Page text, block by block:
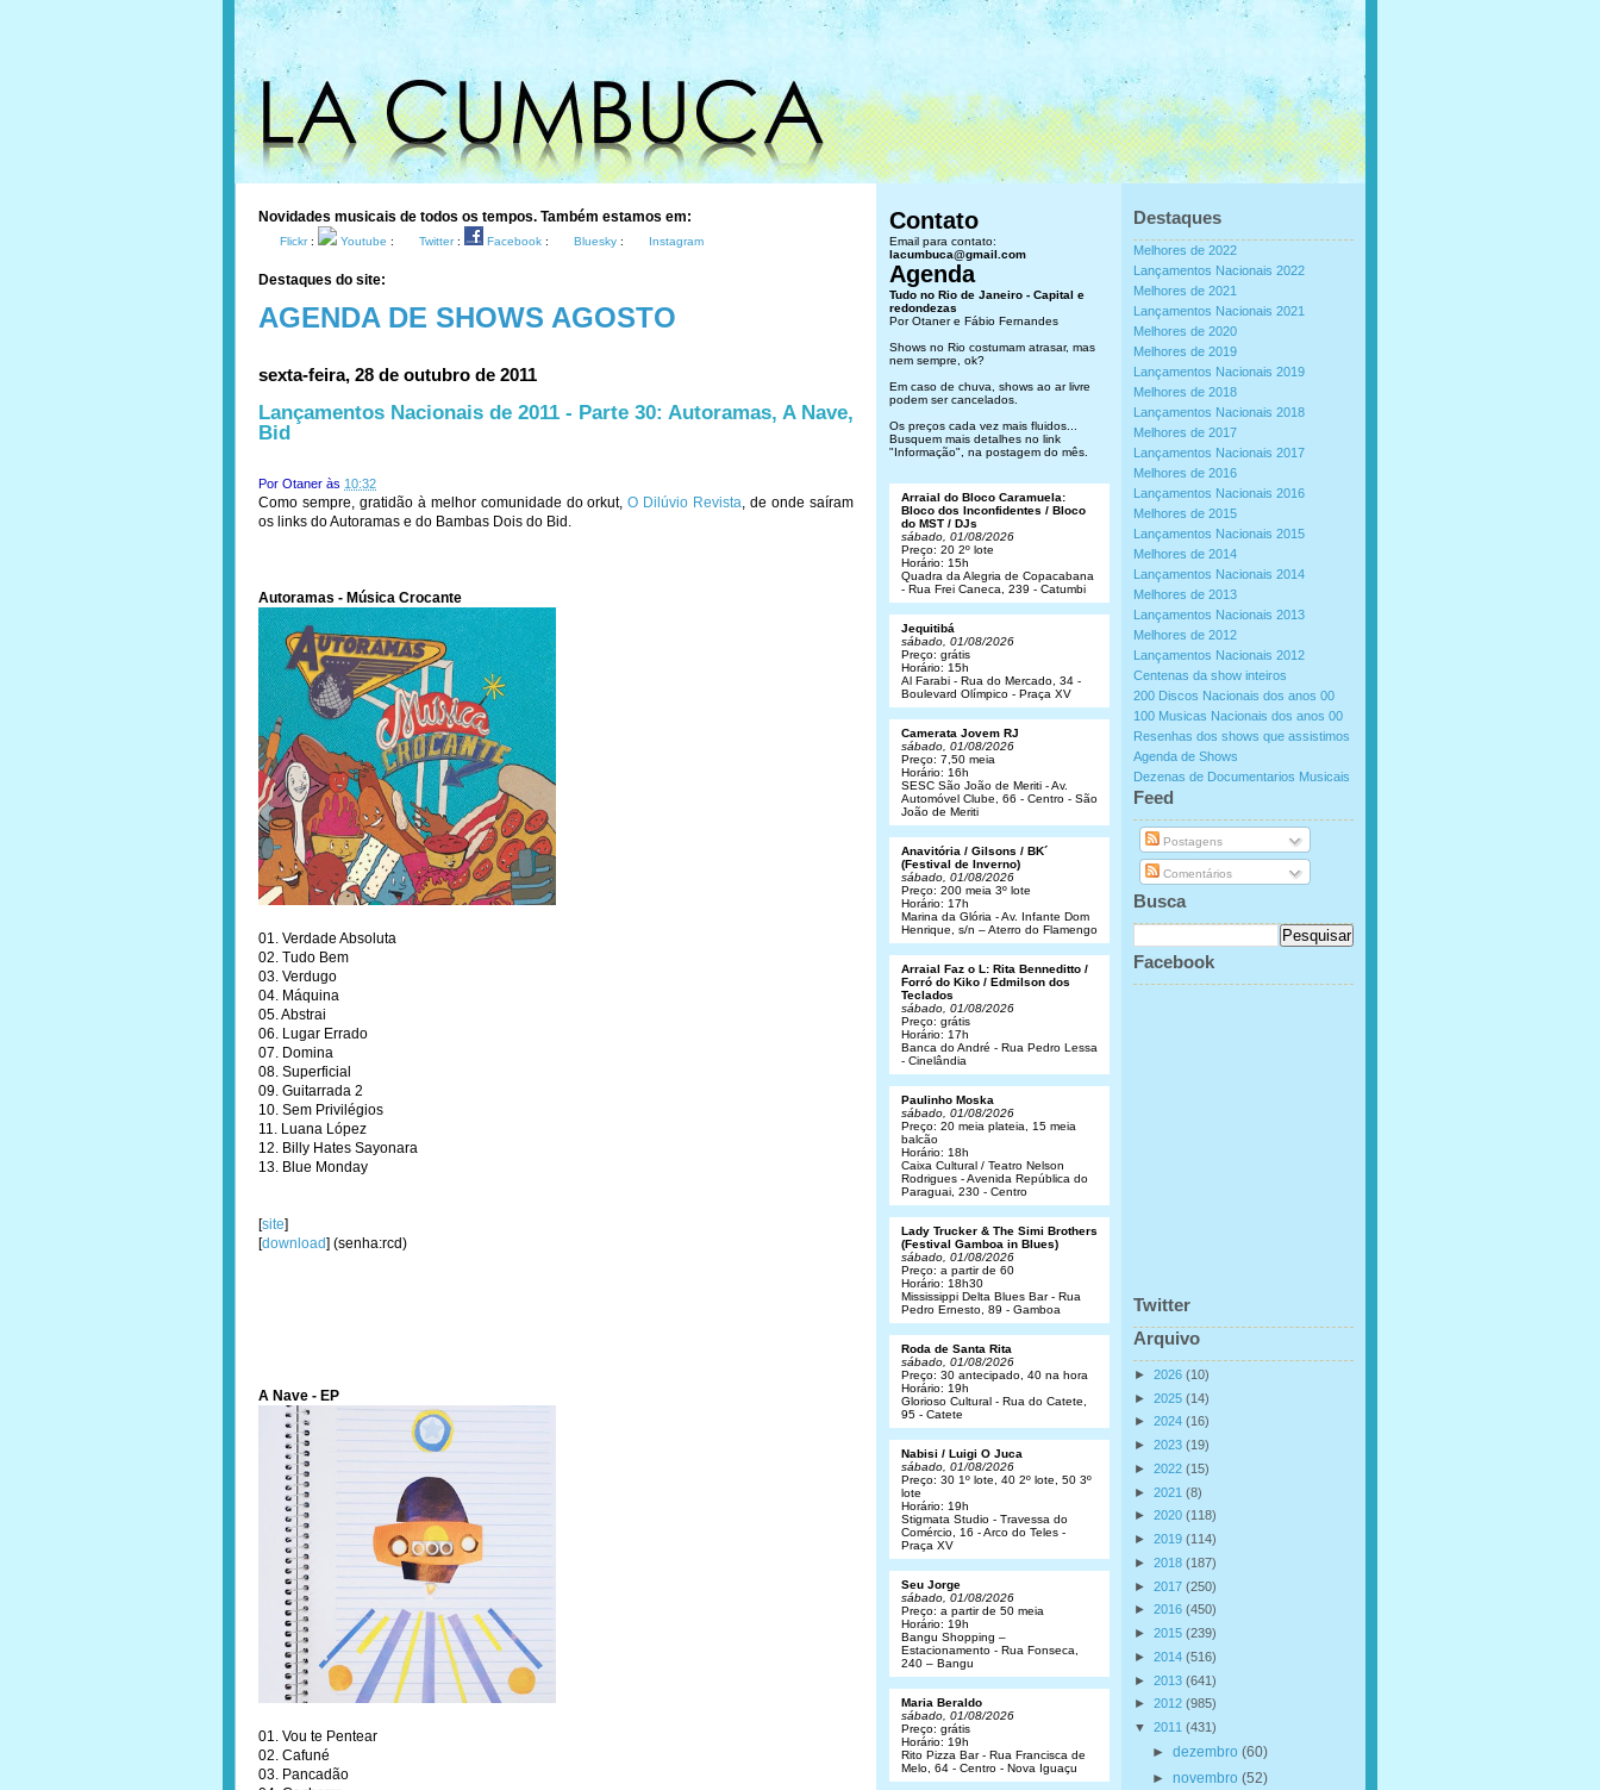
Novidades musicais de todos os tempos. Também estamos em:
Flickr: Youtube : Twitter: Facebook : Bluesky : Instagram
Destaques do site:
AGENDA DE SHOWS AGOSTO
sexta-feira, 28 de outubro de 2011
Lançamentos Nacionais de 2011 - Parte 30: Autoramas, A Nave,
Bid
Por Otaner às 10:32
Como sempre, gratidão à melhor comunidade do orkut,O Dilúvio Revista, de onde saíram
os links do Autoramas e do Bambas Dois do Bid.
Autoramas - Música Crocante
01. Verdade Absoluta
02. Tudo Bem
03. Verdugo
04. Máquina
05. Abstrai
06. Lugar Errado
07. Domina
08. Superficial
09. Guitarrada 2
10. Sem Privilégios
11. Luana López
12. Billy Hates Sayonara
13. Blue Monday
[site]
[download] (senha:rcd)
A Nave - EP
01. Vou te Pentear
02. Cafuné
03. Pancadão
Destaques
Melhores de 2022
Lançamentos Nacionais 2022
Melhores de 2021
Lançamentos Nacionais 2021
Melhores de 2020
Melhores de 2019
Lançamentos Nacionais 2019
Melhores de 2018
Lançamentos Nacionais 2018
Melhores de 2017
Lançamentos Nacionais 2017
Melhores de 2016
Lançamentos Nacionais 2016
Melhores de 2015
Lançamentos Nacionais 2015
Melhores de 2014
Lançamentos Nacionais 2014
Melhores de 2013
Lançamentos Nacionais 2013
Melhores de 2012
Lançamentos Nacionais 2012
Centenas da show inteiros
200 Discos Nacionais dos anos 00
100 Musicas Nacionais dos anos 00
Resenhas dos shows que assistimos
Agenda de Shows
Dezenas de Documentarios Musicais
Feed
Postagens
Comentários
Busca
Facebook
Twitter
Arquivo
► 2026 (10)
► 2025 (14)
► 2024 (16)
► 2023 (19)
► 2022 (15)
► 2021 (8)
► 2020 (118)
► 2019 (114)
► 2018 (187)
► 2017 (250)
► 2016 (450)
► 2015 (239)
► 2014 (516)
► 2013 (641)
► 2012 (985)
▼ 2011 (431)
► dezembro (60)
► novembro (52)
Contato
Email para contato:
lacumbuca@gmail.com
Agenda
Tudo no Rio de Janeiro - Capital e
redondezas
Por Otaner e Fábio Fernandes
Shows no Rio costumam atrasar, mas
nem sempre, ok?
Em caso de chuva, shows ao ar livre
podem ser cancelados.
Os preços cada vez mais fluidos...
Busquem mais detalhes no link
"Informação", na postagem do mês.
Arraial do Bloco Caramuela:
Bloco dos Inconfidentes / Bloco
do MST / DJs
sábado, 01/08/2026
Preço: 20 2º lote
Horário: 15h
Quadra da Alegria de Copacabana
- Rua Frei Caneca, 239 - Catumbi
Jequitibá
sábado, 01/08/2026
Preço: grátis
Horário: 15h
Al Farabi - Rua do Mercado, 34 -
Boulevard Olímpico - Praça XV
Camerata Jovem RJ
sábado, 01/08/2026
Preço: 7,50 meia
Horário: 16h
SESC São João de Meriti - Av.
Automóvel Clube, 66 - Centro - São
João de Meriti
Anavitória / Gilsons / BK´
(Festival de Inverno)
sábado, 01/08/2026
Preço: 200 meia 3º lote
Horário: 17h
Marina da Glória - Av. Infante Dom
Henrique, s/n – Aterro do Flamengo
Arraial Faz o L: Rita Benneditto /
Forró do Kiko / Edmilson dos
Teclados
sábado, 01/08/2026
Preço: grátis
Horário: 17h
Banca do André - Rua Pedro Lessa
- Cinelândia
Paulinho Moska
sábado, 01/08/2026
Preço: 20 meia plateia, 15 meia
balcão
Horário: 18h
Caixa Cultural / Teatro Nelson
Rodrigues - Avenida República do
Paraguai, 230 - Centro
Lady Trucker & The Simi Brothers
(Festival Gamboa in Blues)
sábado, 01/08/2026
Preço: a partir de 60
Horário: 18h30
Mississippi Delta Blues Bar - Rua
Pedro Ernesto, 89 - Gamboa
Roda de Santa Rita
sábado, 01/08/2026
Preço: 30 antecipado, 40 na hora
Horário: 19h
Glorioso Cultural - Rua do Catete,
95 - Catete
Nabisi / Luigi O Juca
sábado, 01/08/2026
Preço: 30 1º lote, 40 2º lote, 50 3º
lote
Horário: 19h
Stigmata Studio - Travessa do
Comércio, 16 - Arco do Teles -
Praça XV
Seu Jorge
sábado, 01/08/2026
Preço: a partir de 50 meia
Horário: 19h
Bangu Shopping –
Estacionamento - Rua Fonseca,
240 – Bangu
Maria Beraldo
sábado, 01/08/2026
Preço: grátis
Horário: 19h
Rito Pizza Bar - Rua Francisca de
Melo, 64 - Centro - Nova Iguaçu